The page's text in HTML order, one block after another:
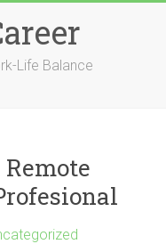
Life Balance